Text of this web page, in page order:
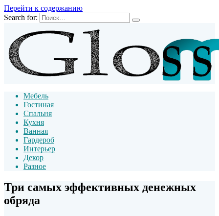
Перейти к содержанию
Search for:
Мебель
Гостиная
Спальня
Кухня
Ванная
Гардероб
Интерьер
Декор
Разное
Три самых эффективных денежных
обряда